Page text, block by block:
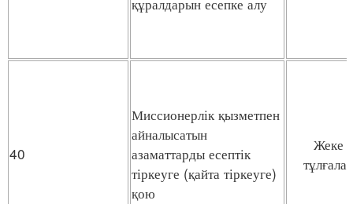
40
Миссионерлік қызметпен
айналысатын
азаматтарды есептік
тіркеуге (қайта тіркеуге)
қою
Жеке
тұлғалар